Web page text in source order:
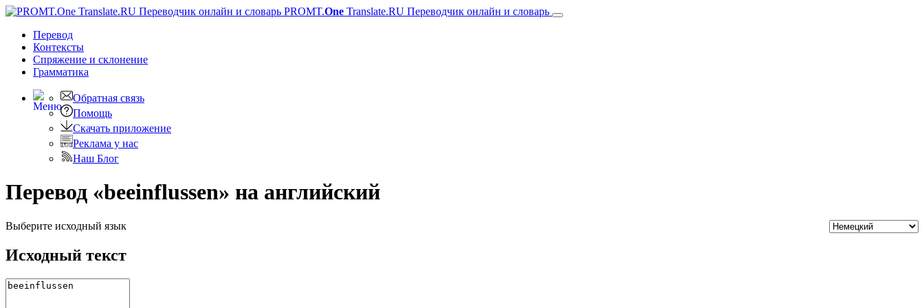
PROMT.One Translate.RU Переводчик онлайн и словарь
Перевод
Контексты
Спряжение и склонение
Грамматика
Обратная связь
Помощь
Скачать приложение
Реклама у нас
Наш Блог
Перевод «beeinflussen» на английский
Выберите исходный язык
Исходный текст